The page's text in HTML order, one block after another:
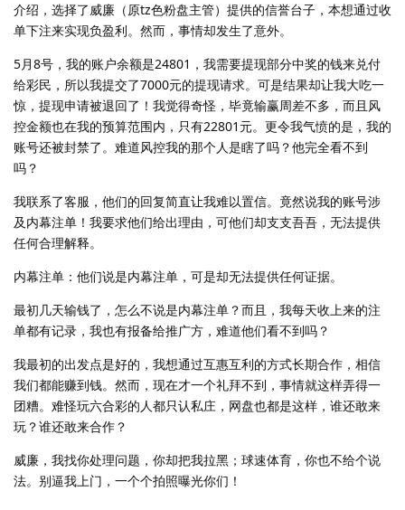
介绍，选择了威廉（原tz色粉盘主管）提供的信誉台子，本想通过收
单下注来实现负盈利。然而，事情却发生了意外。
5月8号，我的账户余额是24801，我需要提现部分中奖的钱来兑付
给彩民，所以我提交了7000元的提现请求。可是结果却让我大吃一
惊，提现申请被退回了！我觉得奇怪，毕竟输赢周差不多，而且风
控金额也在我的预算范围内，只有22801元。更令我气愤的是，我的
账号还被封禁了。难道风控我的那个人是瞎了吗？他完全看不到
吗？
我联系了客服，他们的回复简直让我难以置信。竟然说我的账号涉
及内幕注单！我要求他们给出理由，可他们却支支吾吾，无法提供
任何合理解释。
内幕注单：他们说是内幕注单，可是却无法提供任何证据。
最初几天输钱了，怎么不说是内幕注单？而且，我每天收上来的注
单都有记录，我也有报备给推广方，难道他们看不到吗？
我最初的出发点是好的，我想通过互惠互利的方式长期合作，相信
我们都能赚到钱。然而，现在才一个礼拜不到，事情就这样弄得一
团糟。难怪玩六合彩的人都只认私庄，网盘也都是这样，谁还敢来
玩？谁还敢来合作？
威廉，我找你处理问题，你却把我拉黑；球速体育，你也不给个说
法。别逼我上门，一个个拍照曝光你们！